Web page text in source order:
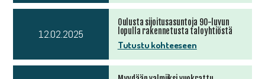
12.02.2025
Oulusta sijoitusasuntoja 90-luvun
lopulla rakennetusta taloyhtiöstä
Tutustu kohteeseen